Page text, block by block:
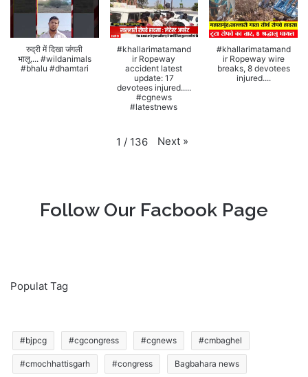
रुद्री में दिखा जंगली
भालू.... #wildanimals
#bhalu #dhamtari
#khallarimatamand
ir Ropeway
accident latest
update: 17
devotees injured.....
#cgnews
#latestnews
#khallarimatamand
ir Ropeway wire
breaks, 8 devotees
injured....
1 / 136 Next »
Follow Our Facbook Page
Populat Tag
#bjpcg #cgcongress #cgnews #cmbaghel
#cmochhattisgarh #congress Bagbahara news